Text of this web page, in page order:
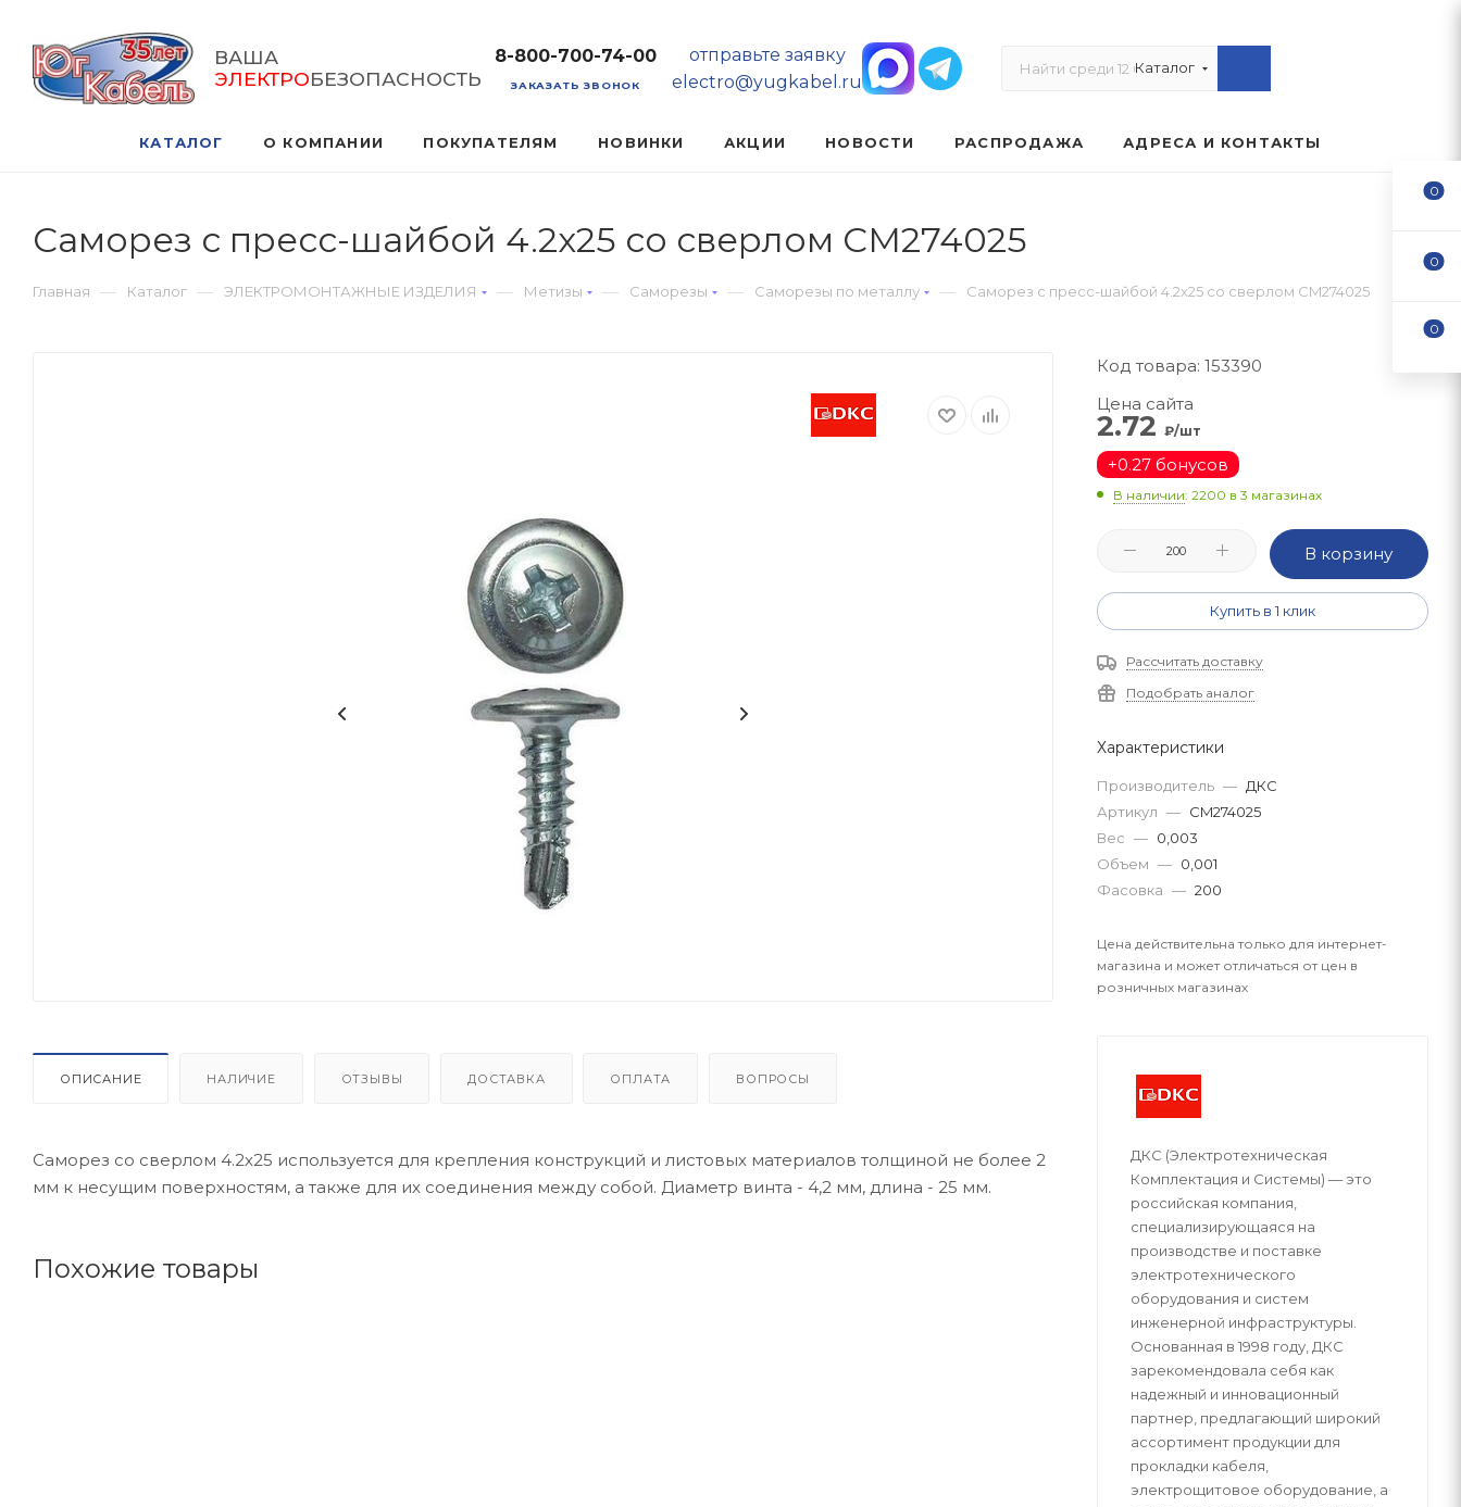
ВАША
ЭЛЕКТРОБЕЗОПАСНОСТЬ
8-800-700-74-00
ЗАКАЗАТЬ ЗВОНОК
отправьте заявку
electro@yugkabel.ru
Каталог
КАТАЛОГ О КОМПАНИИ ПОКУПАТЕЛЯМ НОВИНКИ АКЦИИ НОВОСТИ РАСПРОДАЖА АДРЕСА И КОНТАКТЫ
Саморез с пресс-шайбой 4.2x25 со сверлом CM274025
Главная — Каталог — ЭЛЕКТРОМОНТАЖНЫЕ ИЗДЕЛИЯ — Метизы — Саморезы — Саморезы по металлу — Саморез с пресс-шайбой 4.2x25 со сверлом CM274025
ОПИСАНИЕ НАЛИЧИЕ ОТЗЫВЫ ДОСТАВКА ОПЛАТА ВОПРОСЫ
Саморез со сверлом 4.2х25 используется для крепления конструкций и листовых материалов толщиной не более 2
мм к несущим поверхностям, а также для их соединения между собой. Диаметр винта - 4,2 мм, длина - 25 мм.
Похожие товары
Код товара: 153390
Цена сайта
2.72 ₽/шт
+0.27 бонусов
В наличии: 2200 в 3 магазинах
В корзину
Купить в 1 клик
Рассчитать доставку
Подобрать аналог
Характеристики
Производитель — ДКС
Артикул — CM274025
Вес — 0,003
Объем — 0,001
Фасовка — 200
Цена действительна только для интернет-
магазина и может отличаться от цен в
розничных магазинах
ДКС (Электротехническая
Комплектация и Системы) — это
российская компания,
специализирующаяся на
производстве и поставке
электротехнического
оборудования и систем
инженерной инфраструктуры.
Основанная в 1998 году, ДКС
зарекомендовала себя как
надежный и инновационный
партнер, предлагающий широкий
ассортимент продукции для
прокладки кабеля,
электрощитовое оборудование, а
0
0
0